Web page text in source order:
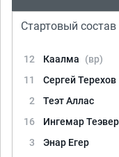
Стартовый состав
12 Каалма
(вр)
11
Сергей Терехов
2
Теэт Аллас
16
Ингемар Теэвер
3
Энар Егер